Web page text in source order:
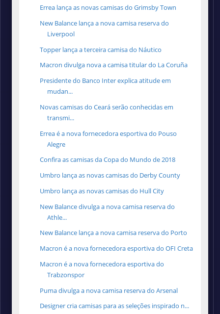
Errea lança as novas camisas do Grimsby Town
New Balance lança a nova camisa reserva do
Liverpool
Topper lança a terceira camisa do Náutico
Macron divulga nova a camisa titular do La Coruña
Presidente do Banco Inter explica atitude em
mudan...
Novas camisas do Ceará serão conhecidas em
transmi...
Errea é a nova fornecedora esportiva do Pouso
Alegre
Confira as camisas da Copa do Mundo de 2018
Umbro lança as novas camisas do Derby County
Umbro lança as novas camisas do Hull City
New Balance divulga a nova camisa reserva do
Athle...
New Balance lança a nova camisa reserva do Porto
Macron é a nova fornecedora esportiva do OFI Creta
Macron é a nova fornecedora esportiva do
Trabzonspor
Puma divulga a nova camisa reserva do Arsenal
Designer cria camisas para as seleções inspirado n...